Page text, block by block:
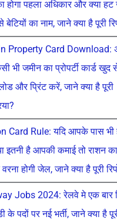
होगा पहला अधिकार और क्या हट
का नाम, जाने क्या है पूरी
Property Card Download:
भी जमीन का प्रोपर्टी कार्ड खुद
और प्रिंट करें, जाने क्या है पूरी
Card Rule: यदि आपके पास भी
इतनी है आपकी कमाई तो राशन
होगी जेल, जाने क्या है पूरी
Jobs 2024: रेलवे मे एक बार
के पदों पर नई भर्ती, जाने क्या है